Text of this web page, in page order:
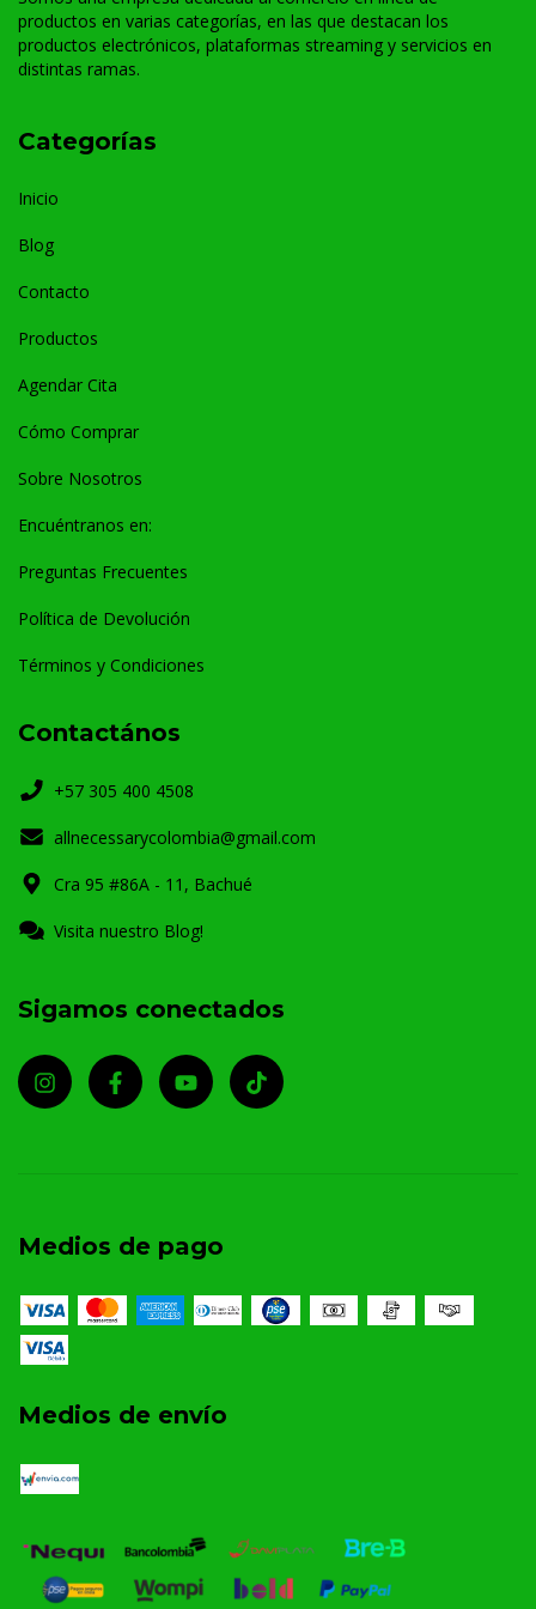
productos en varias categorías, en las que destacan los
productos electrónicos, plataformas streaming y servicios en
distintas ramas.
Categorías
Inicio
Blog
Contacto
Productos
Agendar Cita
Cómo Comprar
Sobre Nosotros
Encuéntranos en:
Preguntas Frecuentes
Política de Devolución
Términos y Condiciones
Contactános
+57 305 400 4508
allnecessarycolombia@gmail.com
Cra 95 #86A - 11, Bachué
Visita nuestro Blog!
Sigamos conectados
Medios de pago
Medios de envío